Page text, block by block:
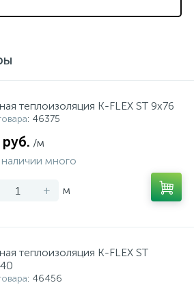
теплоизоляция K-FLEX ST 9x76
: 46375
руб. /м
много
+ м
теплоизоляция K-FLEX ST
: 46456